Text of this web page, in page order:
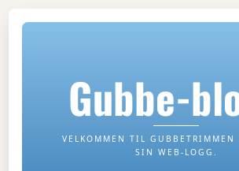
Gubbe-
VELKOMMEN TIL GUBBETRIMMEN
SIN WEB-LOGG.